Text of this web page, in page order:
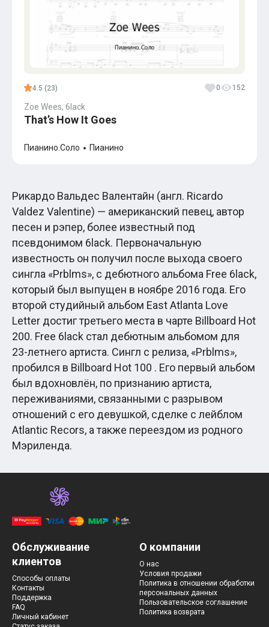
4.5 (23) 0 152
Zoe Wees, 6lack
That’s How It Goes
Пианино.Соло Пианино
Рикардо Вальдес Валентайн (англ. Ricardo
Valdez Valentine) — американский певец, автор
песен и рэпер, более известный под
псевдонимом 6lack. Первоначальную
известность он получил после выхода своего
сингла «Prblms», с дебютного альбома Free 6lack,
который был выпущен в ноябре 2016 года. Его
второй студийный альбом East Atlanta Love
Letter достиг третьего места в чарте Billboard Hot
200. Free 6lack стал дебютным альбомом для
23-летнего артиста. Сингл с релиза, «Prblms»,
пробился в Billboard Hot 100 . Его первый альбом
был вдохновлён, по признанию артиста,
переживаниями, связанными с разрывом
отношений с его девушкой, сделке с лейблом
Atlantic Recors, а также переездом из родного
Мэриленда.
Обслуживание
клиентов
Способы оплаты
Контакты
Поддержка
FAQ
Личный кабинет
О компании
О нас
Условия продажи
Политика в отношении обработки
персональных данных
Пользовательское соглашение
Политика возврата